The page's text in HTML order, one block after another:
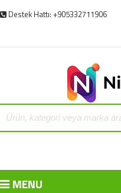
Destek Hattı: +905332711906
MENU